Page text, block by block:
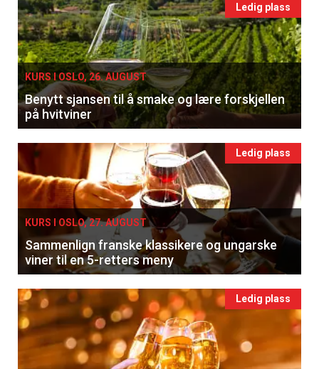
Ledig plass
KURS I OSLO, 26. AUGUST
Benytt sjansen til å smake og lære forskjellen
på hvitviner
Ledig plass
KURS I OSLO, 27. AUGUST
Sammenlign franske klassikere og ungarske
viner til en 5-retters meny
Ledig plass